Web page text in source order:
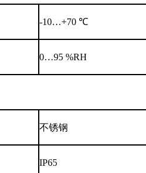
-10…+70 ℃
0…95 %RH
不锈钢
IP65